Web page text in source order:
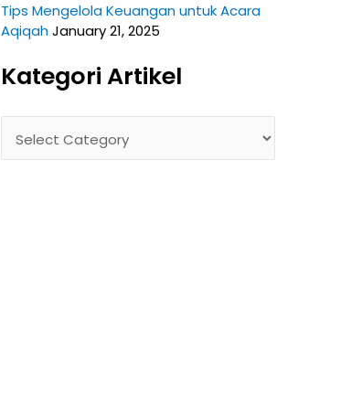
Tips Mengelola Keuangan untuk Acara
AqiqahJanuary 21, 2025
Kategori Artikel